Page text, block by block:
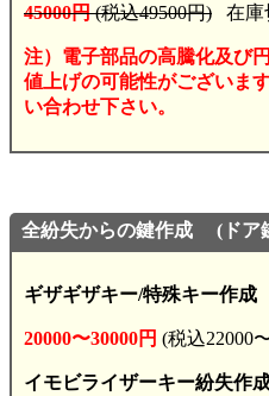
45000円(税込49500円) 在庫
注）電子部品の高騰化及び
値上げの可能性がございま
い合わせ下さい。
全紛失からの鍵作成 (ドア
ギザギザキー/特殊キー作成
20000〜30000円 (税込22000
イモビライザーキー紛失作